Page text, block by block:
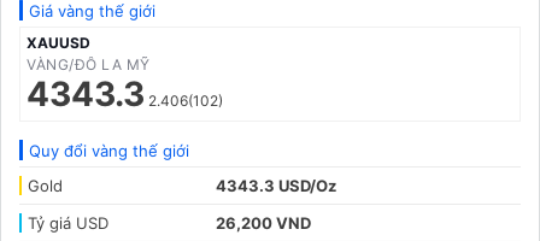
Giá vàng thế giới
XAUUSD
VÀNG/ĐÔ LA MỸ
4343.3 2.406(102)
Quy đổi vàng thế giới
Gold
4343.3 USD/Oz
Tỷ giá USD
26,200 VND